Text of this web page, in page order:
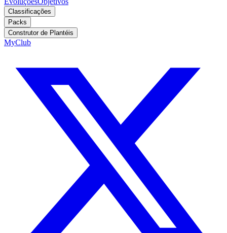
Classificações
Packs
Construtor de Plantéis
MyClub